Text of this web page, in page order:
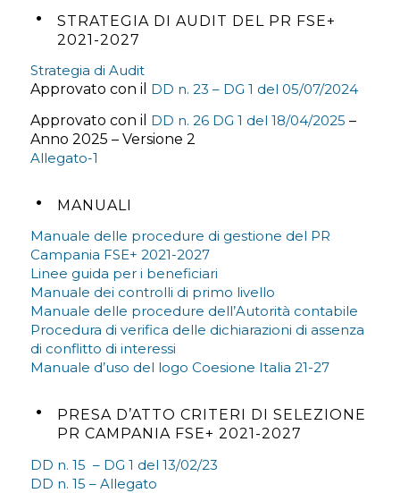
STRATEGIA DI AUDIT DEL PR FSE+
2021-2027
Strategia di Audit
Approvato con il DD n. 23 – DG 1 del 05/07/2024
Approvato con il DD n. 26 DG 1 del 18/04/2025 –
Anno 2025 – Versione 2
Allegato-1
MANUALI
Manuale delle procedure di gestione del PR
Campania FSE+ 2021-2027
Linee guida per i beneficiari
Manuale dei controlli di primo livello
Manuale delle procedure dell’Autorità contabile
Procedura di verifica delle dichiarazioni di assenza
di conflitto di interessi
Manuale d’uso del logo Coesione Italia 21-27
PRESA D’ATTO CRITERI DI SELEZIONE
PR CAMPANIA FSE+ 2021-2027
DD n. 15 – DG 1 del 13/02/23
DD n. 15 – Allegato